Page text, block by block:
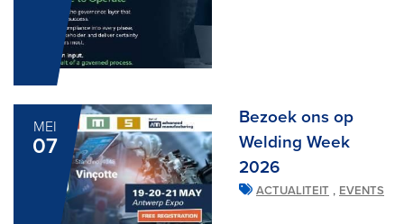
MEI
07
Bezoek ons op
Welding Week
2026
ACTUALITEIT , EVENTS